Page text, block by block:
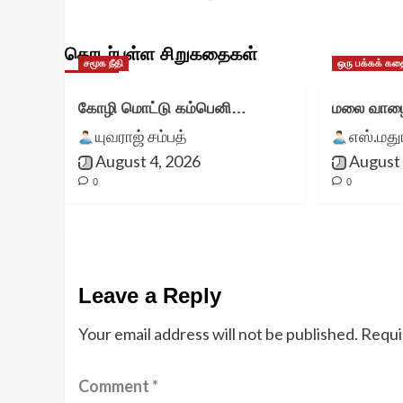
தொடர்புள்ள சிறுகதைகள்
சமூக நீதி
கோழி மொட்டு கம்பெனி…
யுவராஜ் சம்பத்
August 4, 2026
0
ஒரு பக்கக்
மலை
August
0
Leave a Reply
Your email address will not be published.
Comment*